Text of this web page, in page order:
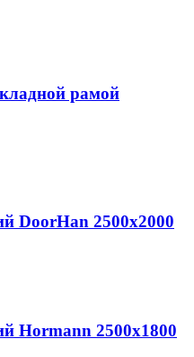
рамой
DoorHan 2500х2000
Hormann 2500х1800